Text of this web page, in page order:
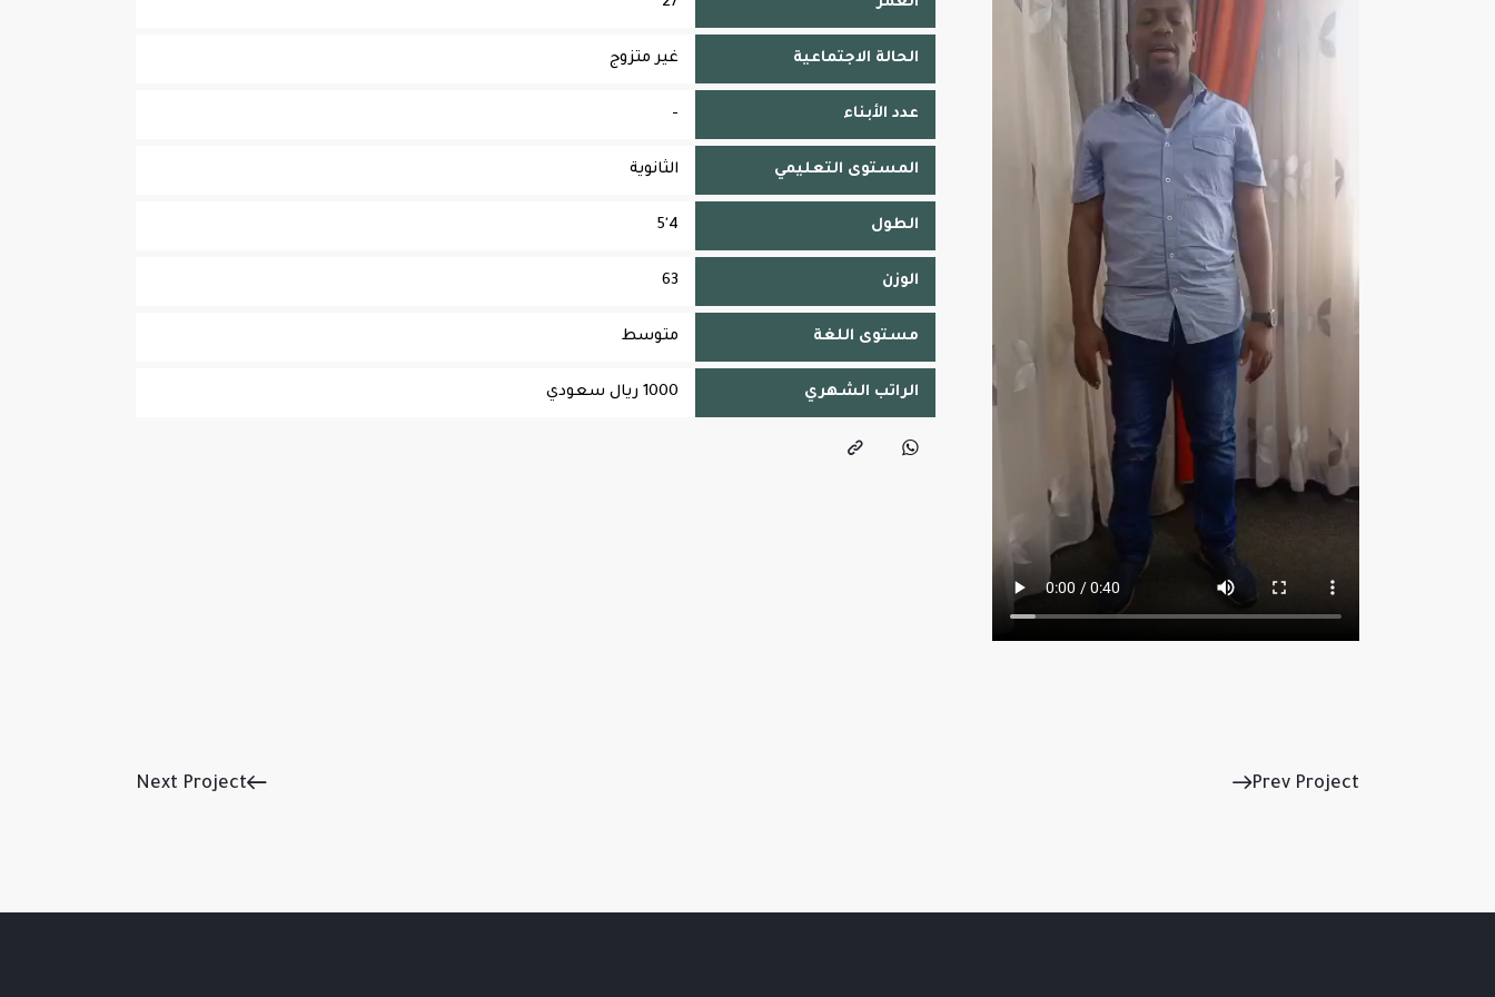
الحالة الاجتماعية غير متزوج
عدد الأبناء -
المستوى التعليمي الثانوية
الطول 4'5
الوزن 63
مستوى اللغة متوسط
الراتب الشهري 1000 ريال سعودي
Prev Project
Next Project